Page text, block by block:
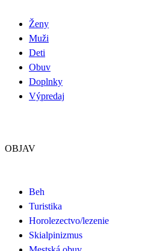
Ženy
Muži
Deti
Obuv
Doplnky
Výpredaj
OBJAV
Beh
Turistika
Horolezectvo/lezenie
Skialpinizmus